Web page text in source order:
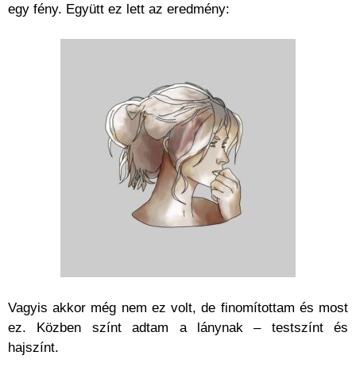
egy fény. Együtt ez lett az eredmény:
Vagyis akkor még nem ez volt, de finomítottam és most
ez. Közben színt adtam a lánynak – testszínt és
hajszínt.